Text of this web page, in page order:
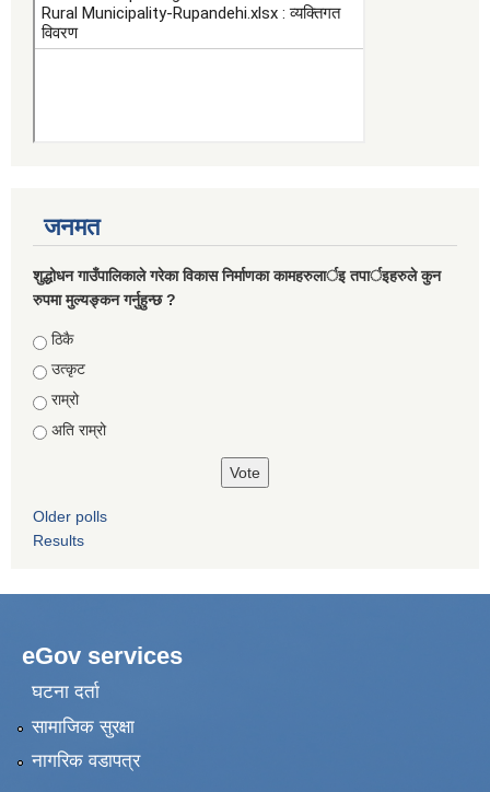
जनमत
शुद्धोधन गाउँपालिकाले गरेका विकास निर्माणका कामहरुलार्इ तपार्इहरुले कुन
रुपमा मुल्यङ्कन गर्नुहुन्छ ?
Choices
ठिकै
उत्कृट
राम्रो
अति राम्रो
Older polls
Results
eGov services
घटना दर्ता
सामाजिक सुरक्षा
नागरिक वडापत्र